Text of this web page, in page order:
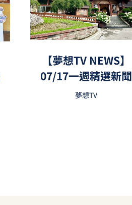
【夢想TV NEWS】
07/17一週精選新聞
夢想TV